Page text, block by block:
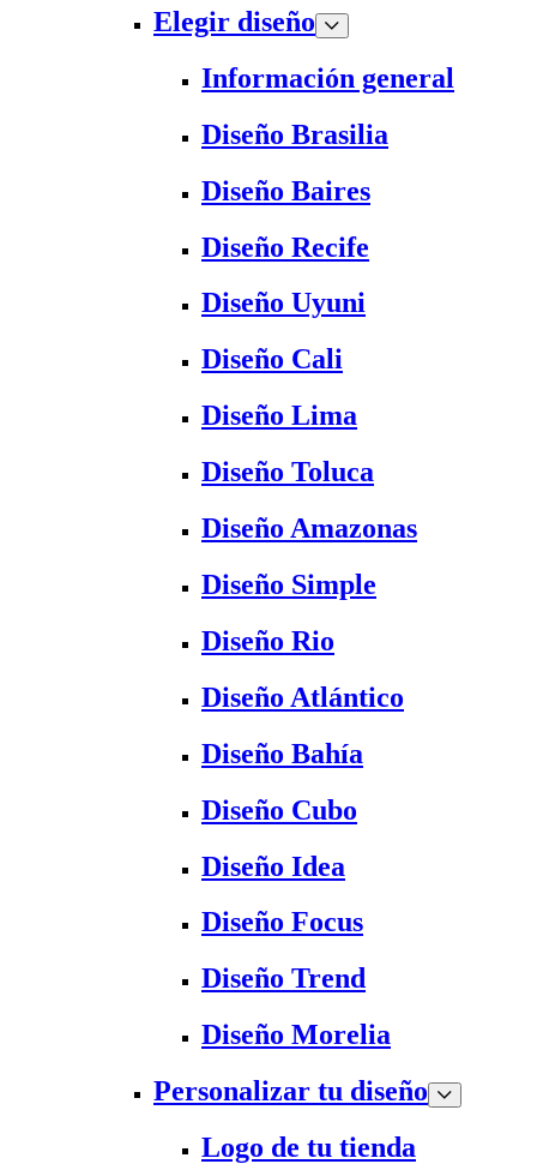
Elegir diseño
Información general
Diseño Brasilia
Diseño Baires
Diseño Recife
Diseño Uyuni
Diseño Cali
Diseño Lima
Diseño Toluca
Diseño Amazonas
Diseño Simple
Diseño Rio
Diseño Atlántico
Diseño Bahía
Diseño Cubo
Diseño Idea
Diseño Focus
Diseño Trend
Diseño Morelia
Personalizar tu diseño
Logo de tu tienda